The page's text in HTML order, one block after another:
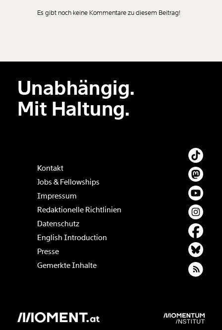
Der Inhalt dieses Feldes wird nicht öffentlich zugänglich angezeigt.
Es gibt noch keine Kommentare zu diesem Beitrag!
Unabhängig.
Mit Haltung.
Kontakt
Jobs & Fellowships
Impressum
Redaktionelle Richtlinien
Datenschutz
English Introduction
Presse
Gemerkte Inhalte